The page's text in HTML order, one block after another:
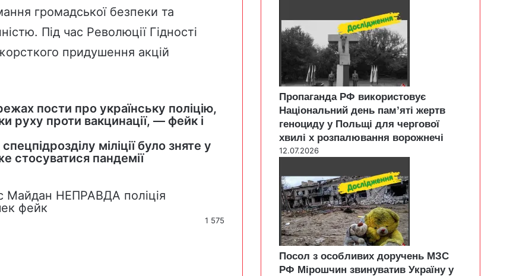
громадської безпеки та
Під час Революції Гідності
придушення акцій
пости про українську поліцію,
руху проти вакцинації, — фейк і
міліції було зняте у
стосуватися пандемії
Майдан НЕПРАВДА поліція
фейк
1 575
Пропаганда РФ використовує
Національний день пам’яті жертв
геноциду у Польщі для чергової
хвилі х розпалювання ворожнечі
12.07.2026
Посол з особливих доручень МЗС
РФ Мірошчин звинуватив Україну у